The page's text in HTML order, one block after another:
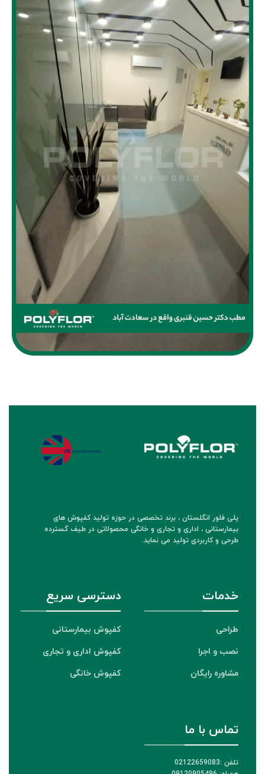
پلی فلور انگلستان ، برند تخصصی در حوزه تولید کفپوش های
بیمارستانی ، اداری و تجاری و خانگی محصولاتی در طیف گسترده
طرحی و کاربردی تولید می نماید.
خدمات
طراحی
نصب و اجرا
مشاوره رایگان
دسترسی سریع
کفپوش بیمارستانی
کفپوش اداری و تجاری
کفپوش خانگی
تماس با ما
تلفن :02122659083